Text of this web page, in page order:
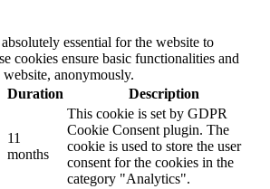
essential for the website to
cookies ensure basic functionalities and
anonymously.
Duration Description
11
months
This cookie is set by GDPR
Cookie Consent plugin. The
cookie is used to store the user
consent for the cookies in the
category "Analytics".